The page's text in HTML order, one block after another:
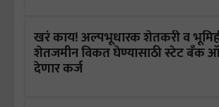
खरं काय! अल्पभूधारक शेतकरी व
शेतजमीन विकत घेण्यासाठी स्टेट बँक
देणार कर्ज